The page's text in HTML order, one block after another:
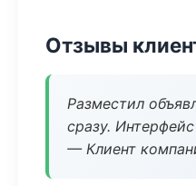
Отзывы
Разместил
сразу.
— Клиент